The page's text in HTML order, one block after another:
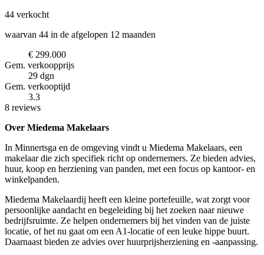
44 verkocht
waarvan 44 in de afgelopen 12 maanden
€ 299.000
Gem. verkoopprijs
29 dgn
Gem. verkooptijd
3.3
8 reviews
Over Miedema Makelaars
In Minnertsga en de omgeving vindt u Miedema Makelaars, een
makelaar die zich specifiek richt op ondernemers. Ze bieden advies,
huur, koop en herziening van panden, met een focus op kantoor- en
winkelpanden.
Miedema Makelaardij heeft een kleine portefeuille, wat zorgt voor
persoonlijke aandacht en begeleiding bij het zoeken naar nieuwe
bedrijfsruimte. Ze helpen ondernemers bij het vinden van de juiste
locatie, of het nu gaat om een A1-locatie of een leuke hippe buurt.
Daarnaast bieden ze advies over huurprijsherziening en -aanpassing.